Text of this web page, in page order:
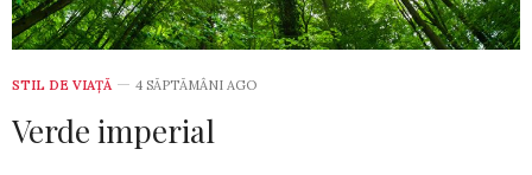
STIL DE VIA­ŢĂ 4 SĂPTĂMÂNI AGO
Verde imperial